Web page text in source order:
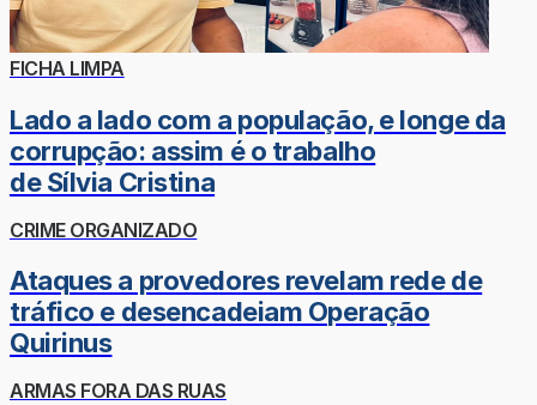
FICHA LIMPA
Lado a lado com a população, e longe da
corrupção: assim é o trabalho
de Sílvia Cristina
CRIME ORGANIZADO
Ataques a provedores revelam rede de
tráfico e desencadeiam Operação
Quirinus
ARMAS FORA DAS RUAS